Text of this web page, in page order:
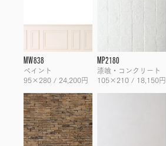
MW838
ペイント
95×280 / 24,200円
MP2180
漆喰・コンクリート
105×210 / 18,150円